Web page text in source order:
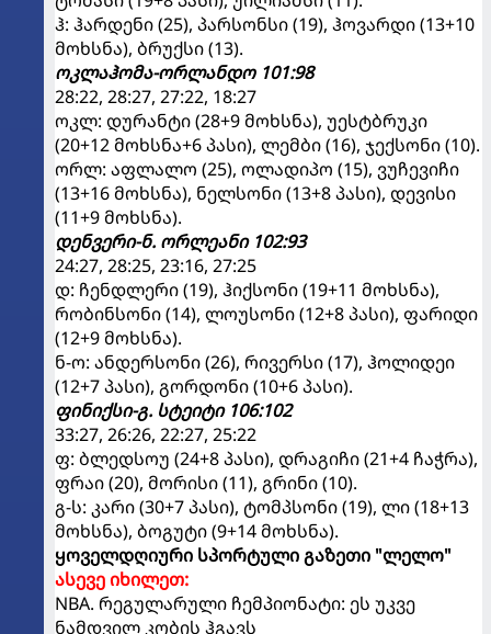
ჰ: ჰარდენი (25), პარსონსი (19), ჰოვარდი (13+10
მოხსნა), ბრუქსი (13).
ოკლაჰომა-ორლანდო 101:98
28:22, 28:27, 27:22, 18:27
ოკლ: დურანტი (28+9 მოხსნა), უესტბრუკი
(20+12 მოხსნა+6 პასი), ლემბი (16), ჯექსონი (10).
ორლ: აფლალო (25), ოლადიპო (15), ვუჩევიჩი
(13+16 მოხსნა), ნელსონი (13+8 პასი), დევისი
(11+9 მოხსნა).
დენვერი-ნ. ორლეანი 102:93
24:27, 28:25, 23:16, 27:25
დ: ჩენდლერი (19), ჰიქსონი (19+11 მოხსნა),
რობინსონი (14), ლოუსონი (12+8 პასი), ფარიდი
(12+9 მოხსნა).
ნ-ო: ანდერსონი (26), რივერსი (17), ჰოლიდეი
(12+7 პასი), გორდონი (10+6 პასი).
ფინიქსი-გ. სტეიტი 106:102
33:27, 26:26, 22:27, 25:22
ფ: ბლედსოუ (24+8 პასი), დრაგიჩი (21+4 ჩაჭრა),
ფრაი (20), მორისი (11), გრინი (10).
გ-ს: კარი (30+7 პასი), ტომპსონი (19), ლი (18+13
მოხსნა), ბოგუტი (9+14 მოხსნა).
ყოველდღიური სპორტული გაზეთი "ლელო"
ასევე იხილეთ:
NBA. რეგულარული ჩემპიონატი: ეს უკვე
ნამდვილ კობის ჰგავს